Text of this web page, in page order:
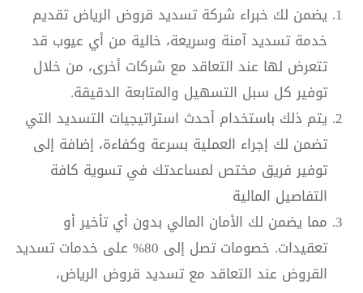
يضمن لك خبراء شركة تسديد قروض الرياض تقديم
خدمة تسديد آمنة وسريعة، خالية من أي عيوب قد
تتعرض لها عند التعاقد مع شركات أخرى، من خلال
توفير كل سبل التسهيل والمتابعة الدقيقة.
يتم ذلك باستخدام أحدث استراتيجيات التسديد التي
تضمن لك إجراء العملية بسرعة وكفاءة، إضافة إلى
توفير فريق مختص لمساعدتك في تسوية كافة
التفاصيل المالية
مما يضمن لك الأمان المالي بدون أي تأخير أو
تعقيدات. خصومات تصل إلى 80%‬ على خدمات تسديد
القروض عند التعاقد مع تسديد قروض الرياض،